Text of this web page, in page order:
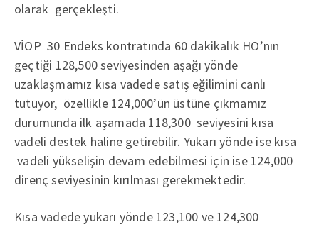
olarak gerçekleşti.
VİOP 30 Endeks kontratında 60 dakikalık HO’nın
geçtiği 128,500 seviyesinden aşağı yönde
uzaklaşmamız kısa vadede satış eğilimini canlı
tutuyor, özellikle 124,000’ün üstüne çıkmamız
durumunda ilk aşamada 118,300 seviyesini kısa
vadeli destek haline getirebilir. Yukarı yönde ise kısa
vadeli yükselişin devam edebilmesi için ise 124,000
direnç seviyesinin kırılması gerekmektedir.
Kısa vadede yukarı yönde 123,100 ve 124,300